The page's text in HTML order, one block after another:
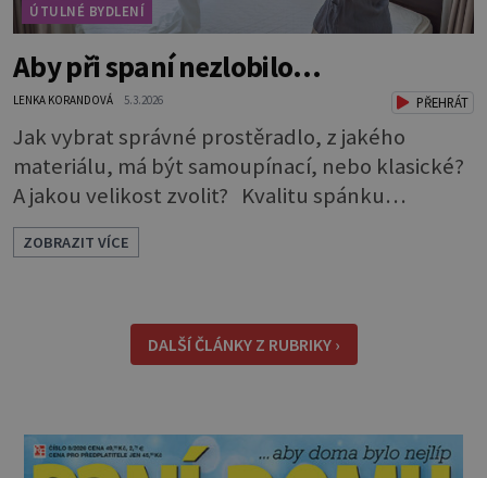
ÚTULNÉ BYDLENÍ
Aby při spaní nezlobilo…
LENKA KORANDOVÁ 5.3.2026 PŘEHRÁT
Jak vybrat správné prostěradlo, z jakého
materiálu, má být samoupínací, nebo klasické?
A jakou velikost zvolit? Kvalitu spánku
neovlivňuje jen postel a matrace, důležitý je i
správný výběr prostěradla. Až si ho půjdete
Napínací prostěradla: Jsou pohodlná, snadno
se s nimi manipu
ZOBRAZIT VÍCE
DALŠÍ ČLÁNKY Z RUBRIKY ›